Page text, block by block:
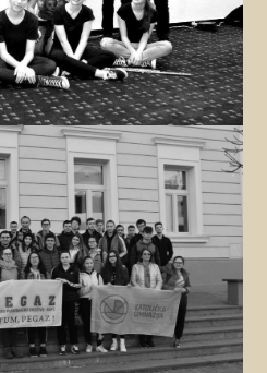
me
društvo Pegaz
me